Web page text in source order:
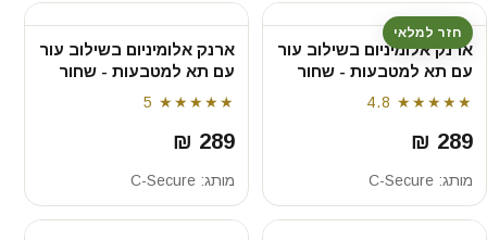
חזר למלאי
ארנק אלומיניום בשילוב עור
עם תא למטבעות - שחור
★★★★★
4.8
289 ₪
מותג: C-Secure
ארנק אלומיניום בשילוב עור
עם תא למטבעות - שחור
★★★★★
5
289 ₪
מותג: C-Secure